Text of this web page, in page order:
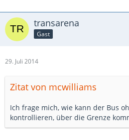
transarena
Gast
29. Juli 2014
Zitat von mcwilliams
Ich frage mich, wie kann der Bus
kontrollieren, über die Grenze